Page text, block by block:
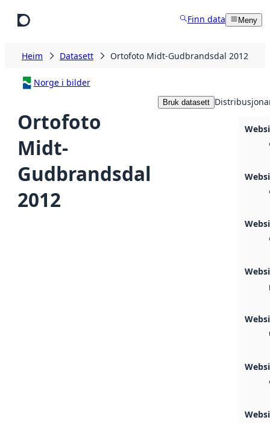
Finn data Meny
Heim Datasett Ortofoto Midt-Gudbrandsdal 2012
Norge i bilder
Ortofoto
Midt-
Gudbrandsdal
2012
Bruk datasett